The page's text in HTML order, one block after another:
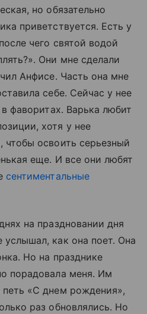
но обязательно
приветствуется. Есть у
чего святой водой
Они мне сделали
Анфисе. Часть она мне
себе. Сейчас у нее
фаворитах. Варька любит
хотя у нее
чтобы освоить серьезный
еще. И все они любят
сентиментальные
на праздновании дня
как она поет. Она
Но на празднике
порадовала меня. Им
«С днем рождения»,
раз обновлялись. Но